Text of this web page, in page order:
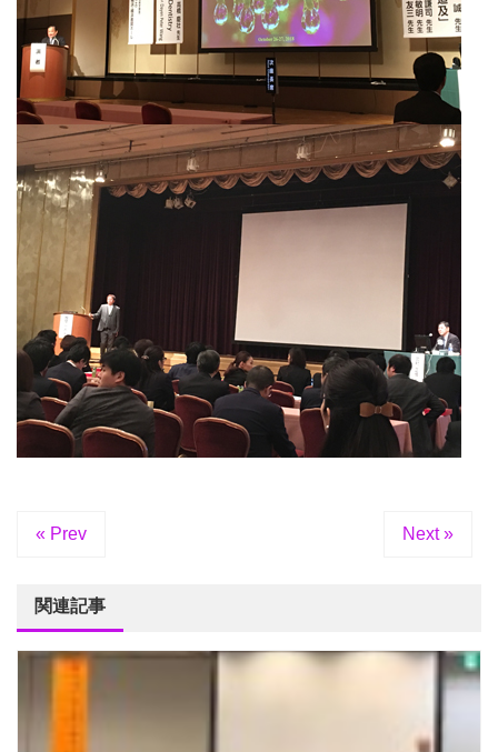
« Prev Next »
関連記事